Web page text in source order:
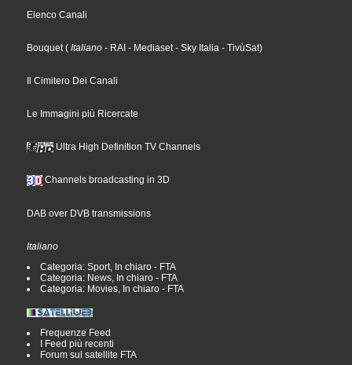
Elenco Canali
Bouquet ( Italiano - RAI - Mediaset - Sky Italia - TivùSat)
Il Cimitero Dei Canali
Le Immagini più Ricercate
Ultra High Definition TV Channels
Channels broadcasting in 3D
DAB over DVB transmissions
Italiano
Categoria: Sport, In chiaro - FTA
Categoria: News, In chiaro - FTA
Categoria: Movies, In chiaro - FTA
Frequenze Feed
I Feed più recenti
Forum sul satellite FTA